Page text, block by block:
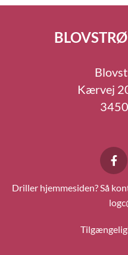
Kærvej
3450
Driller hjemmesiden? Så